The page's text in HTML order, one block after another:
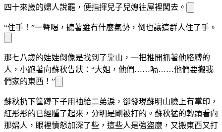
四十來歲的婦人說罷，便指揮兒子兒媳往屋裡闖去。
“住手！”一聲喝，聽著雖冇什麼氣勢，倒也讓這群人住了手。
那七八歲的娃娃倒像是找到了靠山，一把推開抓著他胳膊的
人，小跑著向蘇秋告狀：“大姐，他們……嗝……他們要搬我
們家的東西！”
蘇秋扔下筐蹲下子用袖給二弟淚，卻發現蘇明山臉上有掌印，
紅彤彤的已經腫了起來，分明是剛被打的。蘇秋猛的轉頭看向
那婦人，眼裡憤怒加深了些，這些人是強盜麼，又搬東西又打